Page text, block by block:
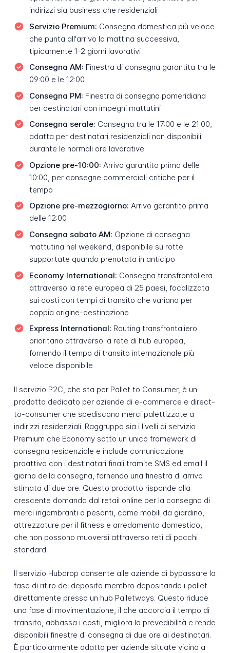
indirizzi sia business che residenziali
Servizio Premium: Consegna domestica più veloce
che punta all'arrivo la mattina successiva,
tipicamente 1-2 giorni lavorativi
Consegna AM: Finestra di consegna garantita tra le
09:00 e le 12:00
Consegna PM: Finestra di consegna pomeridiana
per destinatari con impegni mattutini
Consegna serale: Consegna tra le 17:00 e le 21:00,
adatta per destinatari residenziali non disponibili
durante le normali ore lavorative
Opzione pre-10:00: Arrivo garantito prima delle
10:00, per consegne commerciali critiche per il
tempo
Opzione pre-mezzogiorno: Arrivo garantito prima
delle 12:00
Consegna sabato AM: Opzione di consegna
mattutina nel weekend, disponibile su rotte
supportate quando prenotata in anticipo
Economy International: Consegna transfrontaliera
attraverso la rete europea di 25 paesi, focalizzata
sui costi con tempi di transito che variano per
coppia origine-destinazione
Express International: Routing transfrontaliero
prioritario attraverso la rete di hub europea,
fornendo il tempo di transito internazionale più
veloce disponibile
Il servizio P2C, che sta per Pallet to Consumer, è un
prodotto dedicato per aziende di e-commerce e direct-
to-consumer che spediscono merci palettizzate a
indirizzi residenziali. Raggruppa sia i livelli di servizio
Premium che Economy sotto un unico framework di
consegna residenziale e include comunicazione
proattiva con i destinatari finali tramite SMS ed email il
giorno della consegna, fornendo una finestra di arrivo
stimata di due ore. Questo prodotto risponde alla
crescente domanda dal retail online per la consegna di
merci ingombranti o pesanti, come mobili da giardino,
attrezzature per il fitness e arredamento domestico,
che non possono muoversi attraverso reti di pacchi
standard.
Il servizio Hubdrop consente alle aziende di bypassare la
fase di ritiro del deposito membro depositando i pallet
direttamente presso un hub Palletways. Questo riduce
una fase di movimentazione, il che accorcia il tempo di
transito, abbassa i costi, migliora la prevedibilità e rende
disponibili finestre di consegna di due ore ai destinatari.
È particolarmente adatto per aziende situate vicino a